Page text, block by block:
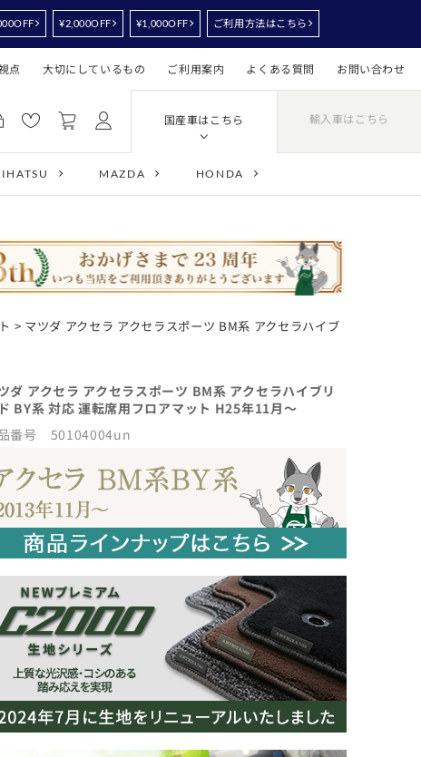
¥2,000OFF ¥1,000OFF ご利用方法はこちら
点 大切にしているもの ご利用案内 よくある質問 お問い合わせ
国産車はこちら 輸入車はこちら
MAZDA HONDA
> マツダ アクセラ アクセラスポーツ BM系 アクセラハイブ
ダ アクセラ アクセラスポーツ BM系 アクセラハイブリ
BY系 対応 運転席用フロアマット H25年11月～
番号 50104004un